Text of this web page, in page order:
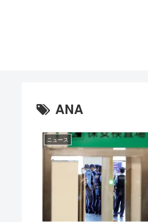
ANA
ニュース